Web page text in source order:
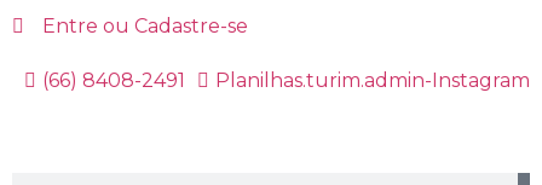
Entre ou Cadastre-se
(66) 8408-2491 Planilhas.turim.admin-Instagram